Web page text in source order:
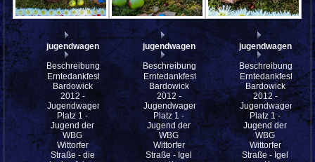
jugendwagen_2012_p1_mfw12__008381
Beschreibung:
Erntedankfest
Bardowick
2012 -
Jugendwagen
Platz 1 -
Jugend der
WBG
Wittorfer
Straße - die
jugendwagen_2012_p1_mfw12__008379
Beschreibung:
Erntedankfest
Bardowick
2012 -
Jugendwagen
Platz 1 -
Jugend der
WBG
Wittorfer
Straße - Igel
Beschreibung:
Erntedankfest
Bardowick
2012 -
Jugendwagen
Platz 1 -
Jugend der
WBG
Wittorfer
Straße - Igel